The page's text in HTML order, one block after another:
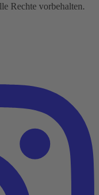
Rechte vorbehalten.